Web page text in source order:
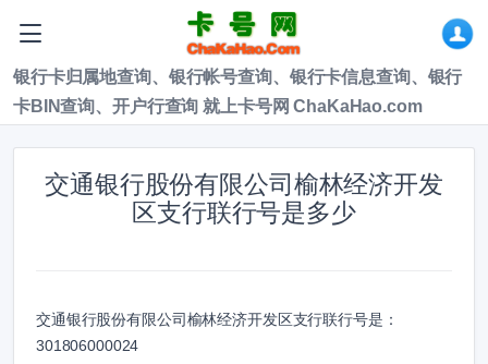
银行卡归属地查询、银行帐号查询、银行卡信息查询、银行
卡BIN查询、开户行查询 就上卡号网 ChaKaHao.com
交通银行股份有限公司榆林经济开发
区支行联行号是多少
交通银行股份有限公司榆林经济开发区支行联行号是：
301806000024